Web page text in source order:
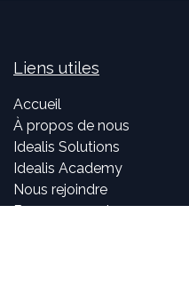
Liens utiles
Accueil
À propos de nous
Idealis Solutions
Idealis Academy
Nous rejoindre
Become a partner